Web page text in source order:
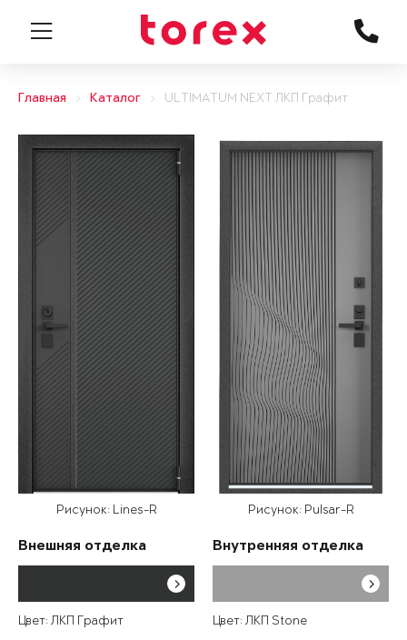
Главная Каталог ULTIMATUM NEXT ЛКП Графит
Рисунок: Lines-R
Внешняя отделка
Цвет: ЛКП Графит
Рисунок: Pulsar-R
Внутренняя отделка
Цвет: ЛКП Stone